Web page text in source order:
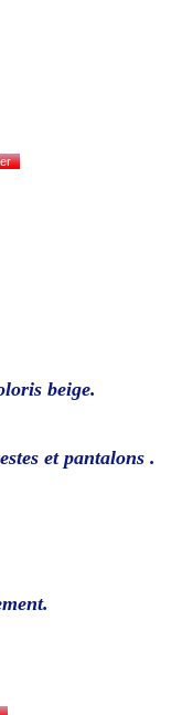
beige.
et pantalons .
.